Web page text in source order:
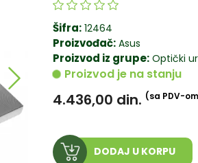
Šifra: 12464
Proizvođač: Asus
Proizvod iz grupe: Optički
Proizvod je na stanju
4.436,00 din. (sa PDV-
DODAJ U KORPU